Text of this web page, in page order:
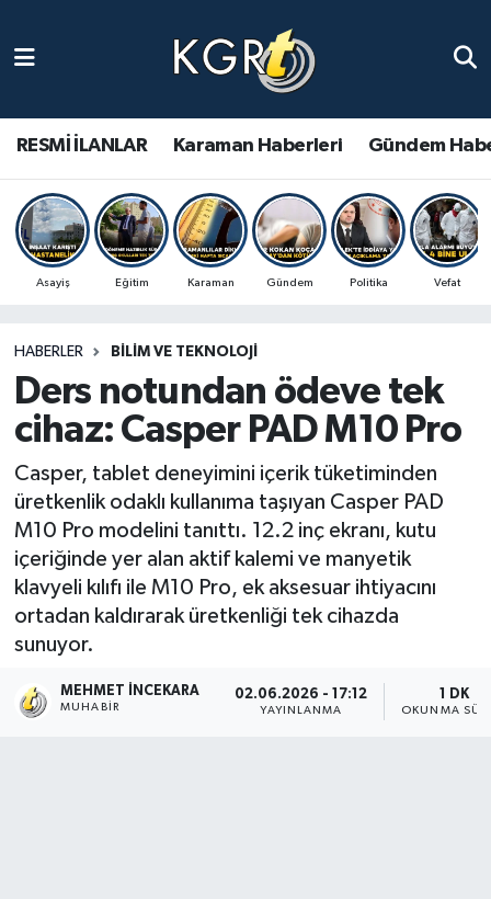
RESMİ İLANLAR Karaman Haberleri Gündem
Asayiş Eğitim Karaman Gündem Politika Vefat
HABERLER BILIM VE TEKNOLOJI
Ders notundan ödeve tek
cihaz: Casper PAD M10 Pro
Casper, tablet deneyimini içerik tüketiminden
üretkenlik odaklı kullanıma taşıyan Casper PAD
M10 Pro modelini tanıttı. 12.2 inç ekranı, kutu
içeriğinde yer alan aktif kalemi ve manyetik
klavyeli kılıfı ile M10 Pro, ek aksesuar ihtiyacını
ortadan kaldırarak üretkenliği tek cihazda
sunuyor.
MEHMET İNCEKARA
MUHABIR
02.06.2026 - 17:12
YAYINLANMA
1 DK
OKUNMA
Gündem Haberleri
Güncel Haberler
Spor Haberleri
Ulusal Haberler
Vefat Edenler